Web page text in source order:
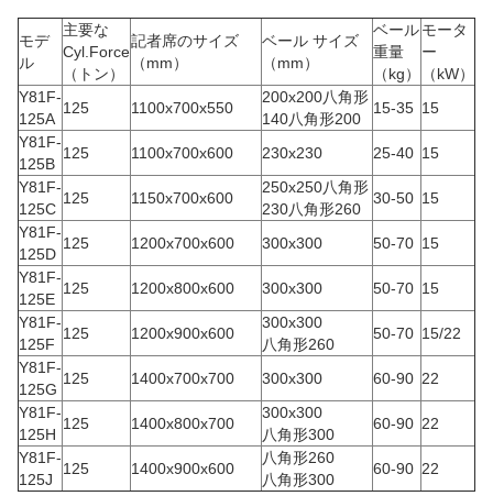
モデ
ル
主要な
Cyl.Force
（トン）
記者席のサイズ
（mm）
ベール サイズ
（mm）
ベール
重量
（kg）
モータ
ー
（kW）
Y81F-
125A
125 1100x700x550
200x200八角形
140八角形200
15-35 15
Y81F-
125B
125 1100x700x600 230x230 25-40 15
Y81F-
125C
125 1150x700x600
250x250八角形
230八角形260
30-50 15
Y81F-
125D
125 1200x700x600 300x300 50-70 15
Y81F-
125E
125 1200x800x600 300x300 50-70 15
Y81F-
125F
125 1200x900x600
300x300
八角形260
50-70 15/22
Y81F-
125G
125 1400x700x700 300x300 60-90 22
Y81F-
125H
125 1400x800x700
300x300
八角形300
60-90 22
Y81F-
125J
125 1400x900x600
八角形260
八角形300
60-90 22